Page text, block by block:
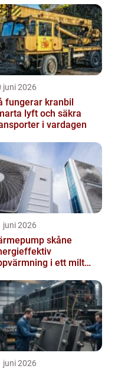
juni 2026
fungerar kranbil
lyft och säkra
i vardagen
juni 2026
skåne
i ett milt
juni 2026